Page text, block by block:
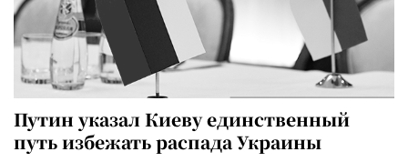
Путин указал Киеву единственный
путь избежать распада Украины